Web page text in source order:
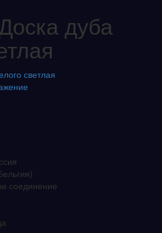
дуба
соединение